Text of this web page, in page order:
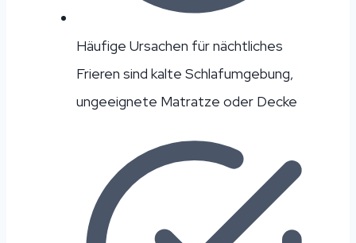
Häufige Ursachen für nächtliches
Frieren sind kalte Schlafumgebung,
ungeeignete Matratze oder Decke